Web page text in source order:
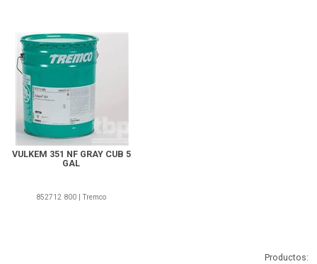
852712 800-Tremco
VULKEM 351 NF GRAY CUB 5
GAL
852712 800 | Tremco
Productos: